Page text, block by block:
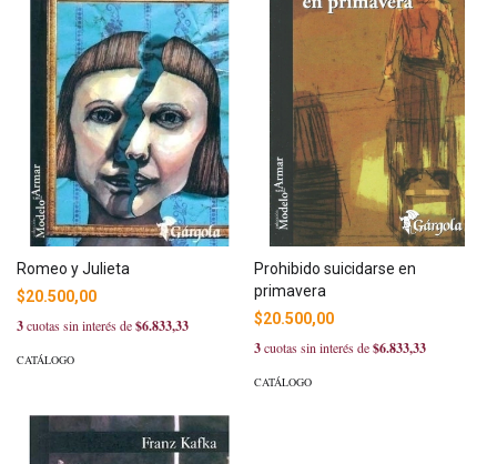
Romeo y Julieta
$20.500,00
3cuotas sin interés de$6.833,33
CATÁLOGO
Prohibido suicidarse en
primavera
$20.500,00
3cuotas sin interés de$6.833,33
CATÁLOGO